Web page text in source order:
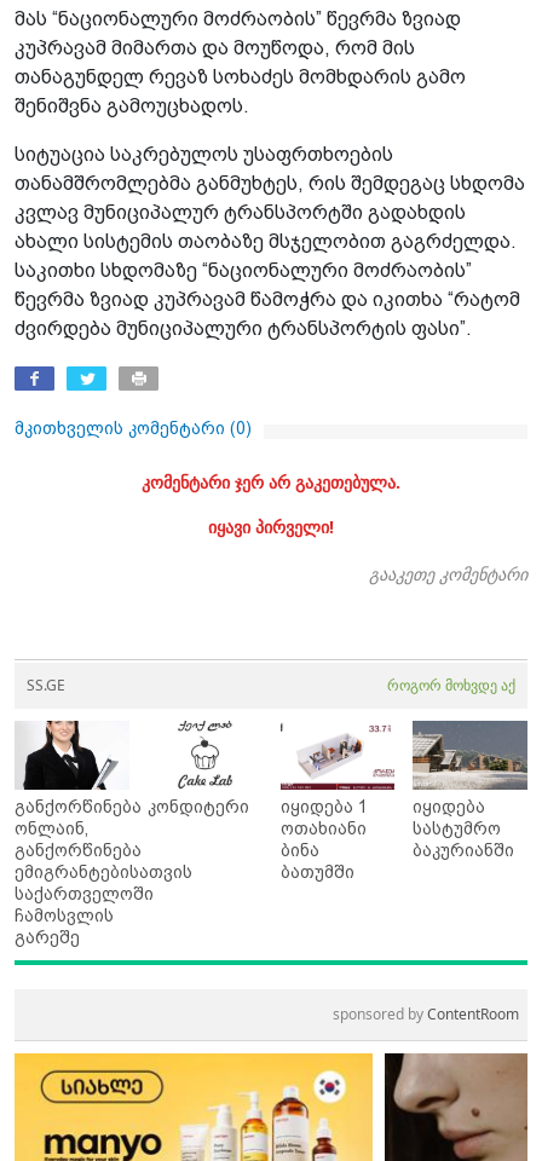
მას “ნაციონალური მოძრაობის” წევრმა ზვიად
კუპრავამ მიმართა და მოუწოდა, რომ მის
თანაგუნდელ რევაზ სოხაძეს მომხდარის გამო
შენიშვნა გამოუცხადოს.
სიტუაცია საკრებულოს უსაფრთხოების
თანამშრომლებმა განმუხტეს, რის შემდეგაც სხდომა
კვლავ მუნიციპალურ ტრანსპორტში გადახდის
ახალი სისტემის თაობაზე მსჯელობით გაგრძელდა.
საკითხი სხდომაზე “ნაციონალური მოძრაობის”
წევრმა ზვიად კუპრავამ წამოჭრა და იკითხა “რატომ
ძვირდება მუნიციპალური ტრანსპორტის ფასი”.
მკითხველის კომენტარი (0)
კომენტარი ჯერ არ გაკეთებულა.
იყავი პირველი!
გააკეთე კომენტარი
SS.GE როგორ მოხვდე აქ
განქორწინება
ონლაინ,
განქორწინება
ემიგრანტებისათვის
საქართველოში
ჩამოსვლის
გარეშე
კონდიტერი
იყიდება 1
ოთახიანი
ბინა
ბათუმში
იყიდება
სასტუმრო
ბაკურიანში
sponsored byContentRoom